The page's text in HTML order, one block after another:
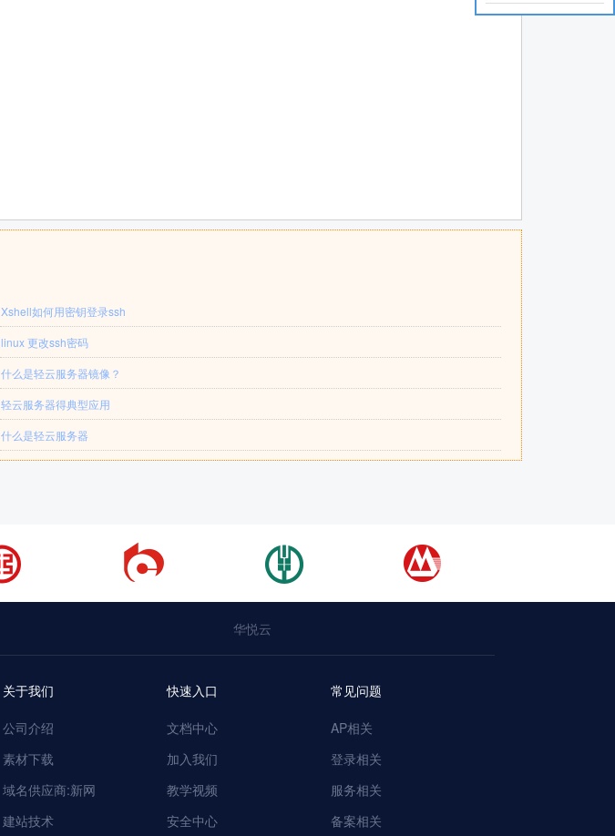
Xshell如何用密钥登录ssh
linux 更改ssh密码
什么是轻云服务器镜像？
轻云服务器得典型应用
什么是轻云服务器
华悦云
关于我们
公司介绍
素材下载
域名供应商:新网
建站技术
快速入口
文档中心
加入我们
教学视频
安全中心
常见问题
AP相关
登录相关
服务相关
备案相关